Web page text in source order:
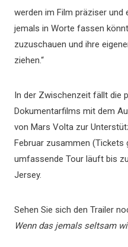
werden im Film präziser und
jemals in Worte fassen
zuzuschauen und ihre
ziehen.“
In der Zwischenzeit fällt die
Dokumentarfilms mit dem
von Mars Volta zur
Februar zusammen (Tickets
umfassende Tour läuft bis
Jersey.
Sehen Sie sich den Trailer
Wenn das jemals seltsam